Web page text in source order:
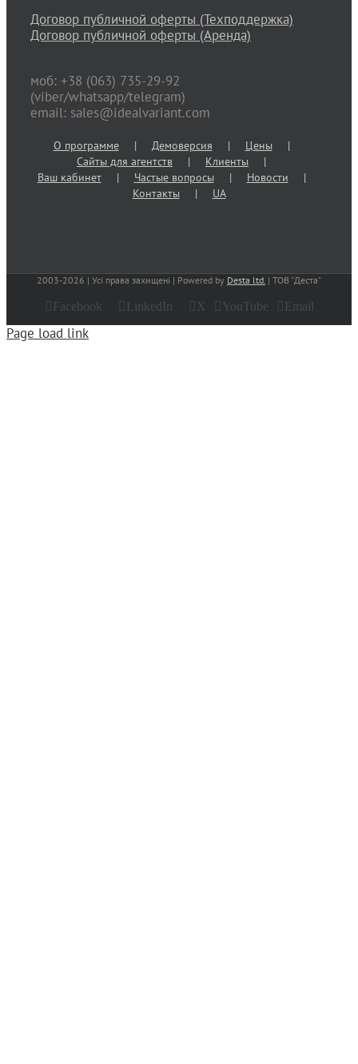
Договор публичной оферты (Техподдержка)
Договор публичной оферты (Аренда)
моб: +38 (063) 735-29-92
(viber/whatsapp/telegram)
email: sales@idealvariant.com
О программе Демоверсия
Цены
Сайты для агентств
Клиенты
Ваш кабинет
Частые вопросы
Новости
Контакты
UA
2003-2026 | Усі права захищені | Powered by Desta ltd. | ТОВ "Деста"
Facebook LinkedIn X YouTube Email
Page load link